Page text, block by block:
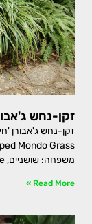
זקן-נחש
משפחה: שושניים, Liliaceae מוצא: יפן צמח דמוי דגן היוצר
Read More »